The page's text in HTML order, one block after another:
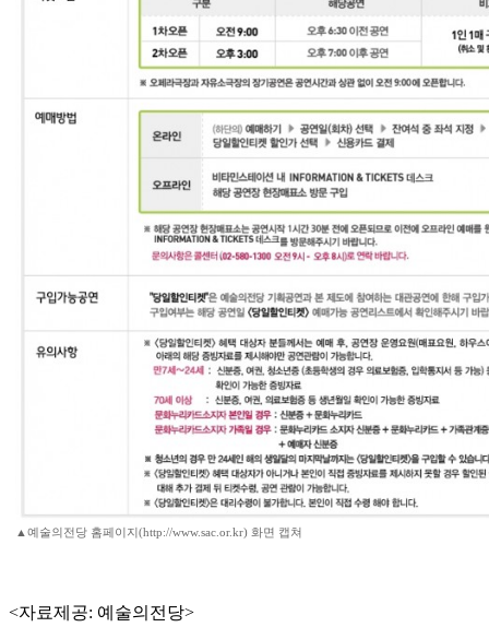
▲예술의전당 홈페이지(http://www.sac.or.kr) 화면 캡쳐
<자료제공: 예술의전당>